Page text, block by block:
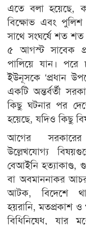
এতে বলা হয়েছে,
বিক্ষোভ এবং পুলিশ
সাথে সংঘর্ষে শত
৫ আগস্ট সাবেক
পালিয়ে যান।
ইউনূসকে ‘প্রধান
একটি অন্তর্বর্তী
কিছু ঘটনার পর দেশে
হয়েছে, যদিও কিছু
আগের সরকারের
উল্লেখযোগ্য
বেআইনি হত্যাকাণ্ড,
বা অবমাননাকর
আটক, বিদেশে
হয়রানি, মতপ্রকাশ
বিধিনিষেধ, যার